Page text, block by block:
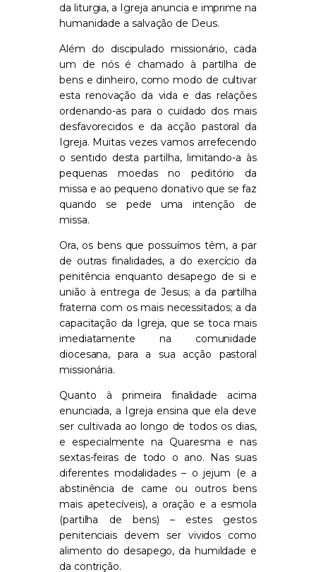
da liturgia, a Igreja anuncia e imprime na
humanidade a salvação de Deus.
Além do discipulado missionário, cada
um de nós é chamado à partilha de
bens e dinheiro, como modo de cultivar
esta renovação da vida e das relações
ordenando-as para o cuidado dos mais
desfavorecidos e da acção pastoral da
Igreja. Muitas vezes vamos arrefecendo
o sentido desta partilha, limitando-a às
pequenas moedas no peditório da
missa e ao pequeno donativo que se faz
quando se pede uma intenção de
missa.
Ora, os bens que possuímos têm, a par
de outras finalidades, a do exercício da
penitência enquanto desapego de si e
união à entrega de Jesus; a da partilha
fraterna com os mais necessitados; a da
capacitação da Igreja, que se toca mais
imediatamente na comunidade
diocesana, para a sua acção pastoral
missionária.
Quanto à primeira finalidade acima
enunciada, a Igreja ensina que ela deve
ser cultivada ao longo de todos os dias,
e especialmente na Quaresma e nas
sextas-feiras de todo o ano. Nas suas
diferentes modalidades – o jejum (e a
abstinência de carne ou outros bens
mais apetecíveis), a oração e a esmola
(partilha de bens) – estes gestos
penitenciais devem ser vividos como
alimento do desapego, da humildade e
da contrição.